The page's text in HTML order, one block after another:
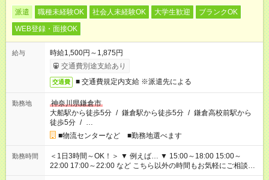
派遣 職種未経験OK 社会人未経験OK 大学生歓迎
ブランクOK
WEB登録・面接OK
給与
時給1,500円～1,875円
交通費別途支給あり
交通費 ■ 交通費規定内支給 ※派遣先による
勤務地
神奈川県鎌倉市
大船駅から徒歩5分 / 鎌倉駅から徒歩5分 / 鎌倉高校前駅から
徒歩5分 / …
■物流センターなど ■勤務地選べます
勤務時間
＜1日3時間～OK！＞ ▼ 例えば… ▼ 15:00～18:00 15:00～
22:00 17:00～22:00 など こちら以外の時間もお気軽にご相談く
ださい！